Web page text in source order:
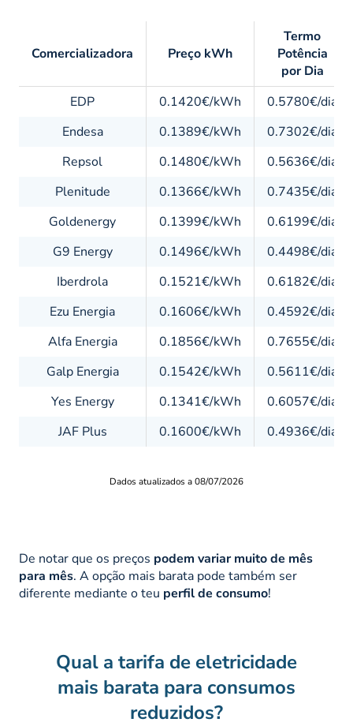
Comercializadora Preço kWh
Termo
Potência
por Dia
EDP
0.1420€/kWh
0.5780€/dia
Endesa
0.1389€/kWh
0.7302€/dia
Repsol
0.1480€/kWh
0.5636€/dia
Plenitude
0.1366€/kWh
0.7435€/dia
Goldenergy
0.1399€/kWh
0.6199€/dia
G9 Energy
0.1496€/kWh
0.4498€/dia
Iberdrola
0.1521€/kWh
0.6182€/dia
Ezu Energia
0.1606€/kWh
0.4592€/dia
Alfa Energia
0.1856€/kWh
0.7655€/dia
Galp Energia
0.1542€/kWh
0.5611€/dia
Yes Energy
0.1341€/kWh
0.6057€/dia
JAF Plus
0.1600€/kWh 0.4936€/dia
Dados atualizados a 08/07/2026
De notar que os preços podem variar muito de mês
para mês. A opção mais barata pode também ser
diferente mediante o teu perfil de consumo!
Qual a tarifa de eletricidade
mais barata para consumos
reduzidos?